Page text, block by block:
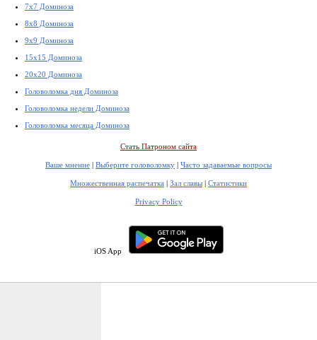
7x7 Доминоза
8x8 Доминоза
9x9 Доминоза
15x15 Доминоза
20x20 Доминоза
Головоломка дня Доминоза
Головоломка недели Доминоза
Головоломка месяца Доминоза
Стать Патроном сайта
Ваше мнение | Выберите головоломку | Часто задаваемые вопросы
Множественная распечатка | Зал славы | Статистики
Privacy Policy
iOS App